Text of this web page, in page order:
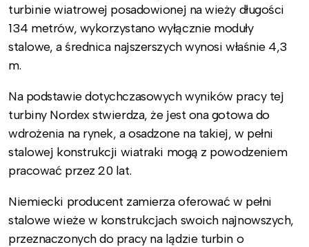
turbinie wiatrowej posadowionej na wieży długości
134 metrów, wykorzystano wyłącznie moduły
stalowe, a średnica najszerszych wynosi właśnie 4,3
m.
Na podstawie dotychczasowych wyników pracy tej
turbiny Nordex stwierdza, że jest ona gotowa do
wdrożenia na rynek, a osadzone na takiej, w pełni
stalowej konstrukcji wiatraki mogą z powodzeniem
pracować przez 20 lat.
Niemiecki producent zamierza oferować w pełni
stalowe wieże w konstrukcjach swoich najnowszych,
przeznaczonych do pracy na lądzie turbin o